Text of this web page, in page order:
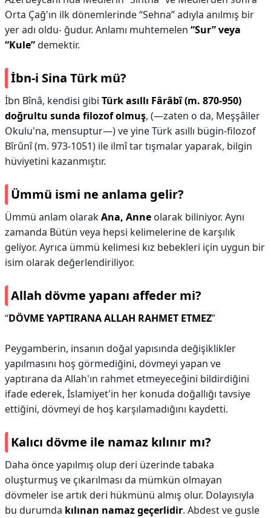
Orta Çağ'ın ilk dönemlerinde “Sehna” adıyla anılmış bir
yer adı oldu- ğudur. Anlamı muhtemelen “Sur” veya
“Kule”demektir.
İbn-i Sina Türk mü?
İbn Bînâ, kendisi gibi Türk asıllı Fârâbî (m. 870-950)
doğrultu sunda filozof olmuş, (—zaten o da, Meşşâiler
Okulu'na, mensuptur—) ve yine Türk asıllı bügin-filozof
Bîrûnî (m. 973-1051) ile ilmî tar tışmalar yaparak, bilgin
hüviyetini kazanmıştır.
Ümmü ismi ne anlama gelir?
Ümmü anlam olarakAna, Anne olarak biliniyor. Aynı
zamanda Bütün veya hepsi kelimelerine de karşılık
geliyor. Ayrıca ümmü kelimesi kız bebekleri için uygun bir
isim olarak değerlendiriliyor.
Allah dövme yapanı affeder mi?
“DÖVME YAPTIRANA ALLAH RAHMET ETMEZ”
Peygamberin, insanın doğal yapısında değişiklikler
yapılmasını hoş görmediğini, dövmeyi yapan ve
yaptırana da Allah'ın rahmet etmeyeceğini bildirdiğini
ifade ederek, İslamiyet'in her konuda doğallığı tavsiye
ettiğini, dövmeyi de hoş karşılamadığını kaydetti.
Kalıcı dövme ile namaz kılınır mı?
Daha önce yapılmış olup deri üzerinde tabaka
oluşturmuş ve çıkarılması da mümkün olmayan
dövmeler ise artık deri hükmünü almış olur. Dolayısıyla
bu durumda kılınan namaz geçerlidir. Abdest ve gusle